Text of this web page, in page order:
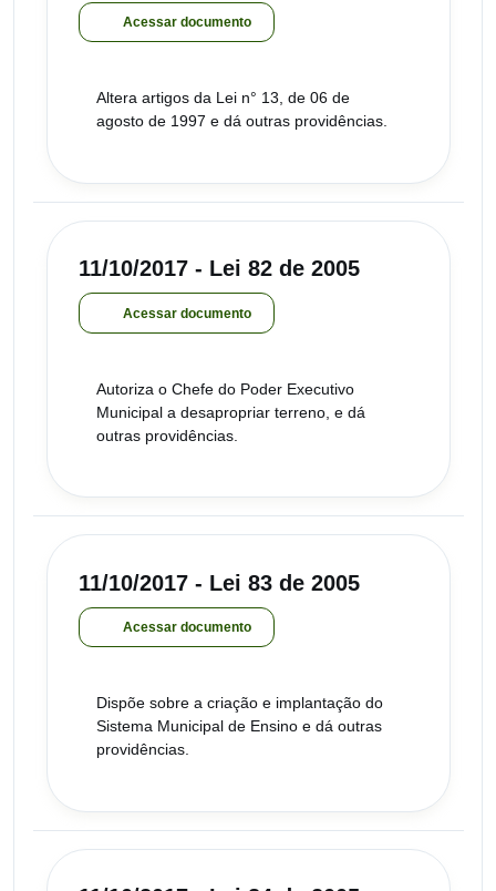
Acessar documento
Altera artigos da Lei n° 13, de 06 de
agosto de 1997 e dá outras providências.
11/10/2017 - Lei 82 de 2005
Acessar documento
Autoriza o Chefe do Poder Executivo
Municipal a desapropriar terreno, e dá
outras providências.
11/10/2017 - Lei 83 de 2005
Acessar documento
Dispõe sobre a criação e implantação do
Sistema Municipal de Ensino e dá outras
providências.